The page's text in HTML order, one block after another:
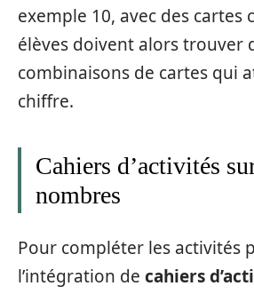
exemple 10, avec des cartes
élèves doivent alors trouver
combinaisons de cartes qui
chiffre.
Cahiers d’activités
nombres
Pour compléter les activités
l’intégration de cahiers